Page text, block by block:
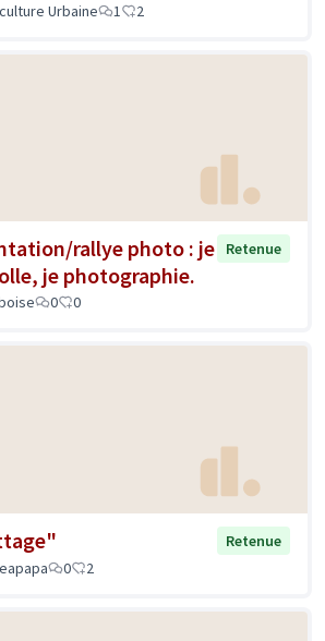
Urbaine 1 2
rallye photo : je
je photographie.
Retenue
0 0
Retenue
0 2